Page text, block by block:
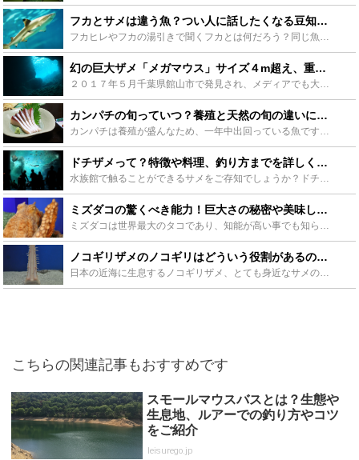
フカとサメは違う魚？つい人に話したくなる豆知識をご紹介 - Leisurego(レジャーゴー)
フカヒレやフカの湯引きで聞くフカとは何だろう？同じ魚（サメ）のようにも見えるが呼び方が違う。なぜ？といったような疑問を持った方はご安心を。当記事はそんな気になる疑問について徹底的に調べました。知れば...
幻の巨大ザメ「メガマウス」サイズ４m超え、重さ１t超えのサメの生態や特徴は？ - Leisurego(レジャーゴー)
２０１７年５月千葉県館山市で発見され、メディアでも大きく取り上げられました。世界でもあまり発見数が多くなく、日本でも十数頭目の発見だったこと、その見た目が特徴的なこと、特に世間の目をひく「地震」との...
カンパチの旬っていつ？養殖と天然の旬の違いについて紹介します！ - Leisurego(レジャーゴー)
カンパチは養殖が盛んなため、一年中出回っている魚です。そのためカンパチの旬がわからない方も多いのではないでしょうか？そんなカンパチの旬について、また、天然と養殖の見分け方など、美味しいカンパチの選び...
ドチザメって？特徴や料理、釣り方までを詳しくご紹介！飼育もできるって本当？ - Leisurego(レジャーゴー)
水族館で触ることができるサメをご存知でしょうか？ドチザメといって、人を襲わないおとなしい性格で、その特徴や料理、釣り方から飼育方法についてまで紹介します。また、このサメは、美味しく食べることができて...
ミズダコの驚くべき能力！巨大さの秘密や美味しい食べ方は？サメも襲う？ - Leisurego(レジャーゴー)
ミズダコは世界最大のタコであり、知能が高い事でも知られています。この高い知能だけでなく、全身柔らかい筋肉でできていることからサメを襲うほどの強さも兼ね備えた最強の生物です。この記事では、そんな驚くべ...
ノコギリザメのノコギリはどういう役割があるの？！気になる生態をチェックしよう！ - Leisurego(レジャーゴー)
日本の近海に生息するノコギリザメ、とても身近なサメの仲間です。顔の先に画像のような突起物を持っている、とてもかっこいいサメです。一目見れば忘れられなくなるでしょう。なまえとは反対にとても愛嬌のある顔...
こちらの関連記事もおすすめです
スモールマウスバスとは？生態や
生息地、ルアーでの釣り方やコツ
をご紹介
leisurego.jp